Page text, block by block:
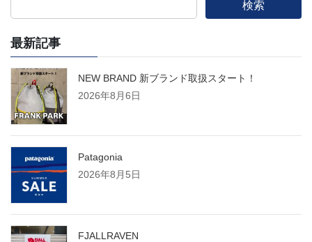
検索
最新記事
NEW BRAND 新ブランド取扱スタート！
2026年8月6日
Patagonia
2026年8月5日
FJALLRAVEN